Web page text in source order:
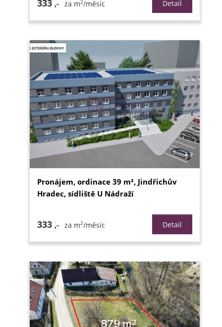
333 ,- za m2/měsíc Detail
Pronájem, ordinace 39 m², Jindřichův
Hradec, sídliště U Nádraží
333 ,- za m2/měsíc Detail